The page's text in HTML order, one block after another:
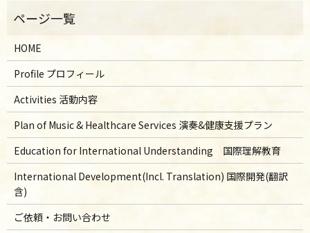
HOME
Profile プロフィール
Activities 活動内容
Plan of Music & Healthcare Services 演奏&健康支援プラン
Education for International Understanding 国際理解教育
International Development(Incl. Translation) 国際開発(翻訳
含)
ご依頼・お問い合わせ